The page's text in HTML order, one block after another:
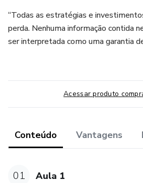
“Todas as estratégias e
perda. Nenhuma informação contida
ser interpretada como uma garantia
Acessar produto
Conteúdo Vantagens
01 Aula 1